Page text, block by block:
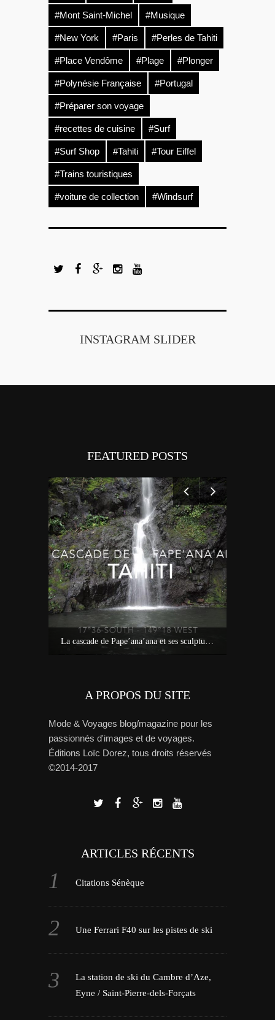
#Mont Saint-Michel #Musique
#New York #Paris #Perles de Tahiti
#Place Vendôme #Plage #Plonger
#Polynésie Française #Portugal
#Préparer son voyage
#recettes de cuisine #Surf
#Surf Shop #Tahiti #Tour Eiffel
#Trains touristiques
#voiture de collection #Windsurf
INSTAGRAM SLIDER
FEATURED POSTS
La cascade de Pape’ana’ana et ses sculptures à Hitia’a – Tahiti
A PROPOS DU SITE
Mode & Voyages blog/magazine pour les
passionnés d'images et de voyages.
Éditions Loïc Dorez, tous droits réservés
©2014-2017
ARTICLES RÉCENTS
Citations Sénèque
Une Ferrari F40 sur les pistes de ski
La station de ski du Cambre d’Aze,
Eyne / Saint-Pierre-dels-Forçats